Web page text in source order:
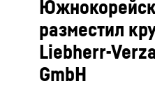
разместил
Liebherr-
GmbH